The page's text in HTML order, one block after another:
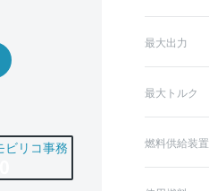
最大出力
最大トルク
燃料供給装置